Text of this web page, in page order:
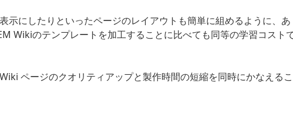
示にしたりといったページのレイアウトも簡単に組めるように、あ
Wikiのテンプレートを加工することに比べても同等の学習コスト
ページのクオリティアップと製作時間の短縮を同時にかなえるこ